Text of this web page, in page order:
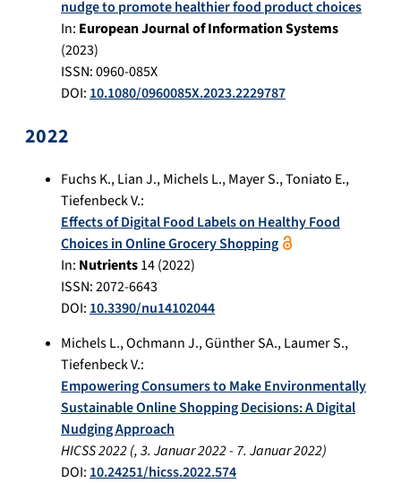
nudge to promote healthier food product choices
In: European Journal of Information Systems
(2023)
ISSN: 0960-085X
DOI: 10.1080/0960085X.2023.2229787
2022
Fuchs K.,Lian J.,Michels L.,Mayer S.,Toniato E.,
Tiefenbeck V.:
Effects of Digital Food Labels on Healthy Food
Choices in Online Grocery Shopping
In: Nutrients14(2022)
ISSN: 2072-6643
DOI: 10.3390/nu14102044
Michels L.,Ochmann J.,Günther SA.,Laumer S.,
Tiefenbeck V.:
Empowering Consumers to Make Environmentally
Sustainable Online Shopping Decisions: A Digital
Nudging Approach
HICSS 2022(,3. Januar 2022-7. Januar 2022)
DOI: 10.24251/hicss.2022.574